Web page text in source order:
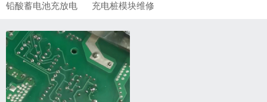
铅酸蓄电池充放电 充电桩模块维修